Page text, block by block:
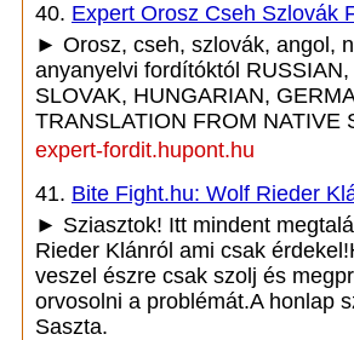
40. Expert Orosz Cseh Szlovák
► Orosz, cseh, szlovák, angol,
anyanyelvi fordítóktól RUSSIAN,
SLOVAK, HUNGARIAN,
TRANSLATION FROM NATIVE
expert-fordit.hupont.hu
41. Bite Fight.hu: Wolf Rieder
► Sziasztok! Itt mindent
Rieder Klánról ami csak
veszel észre csak szolj és
orvosolni a problémát.A honlap
Saszta.